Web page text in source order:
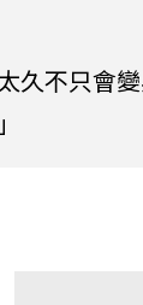
久不只會